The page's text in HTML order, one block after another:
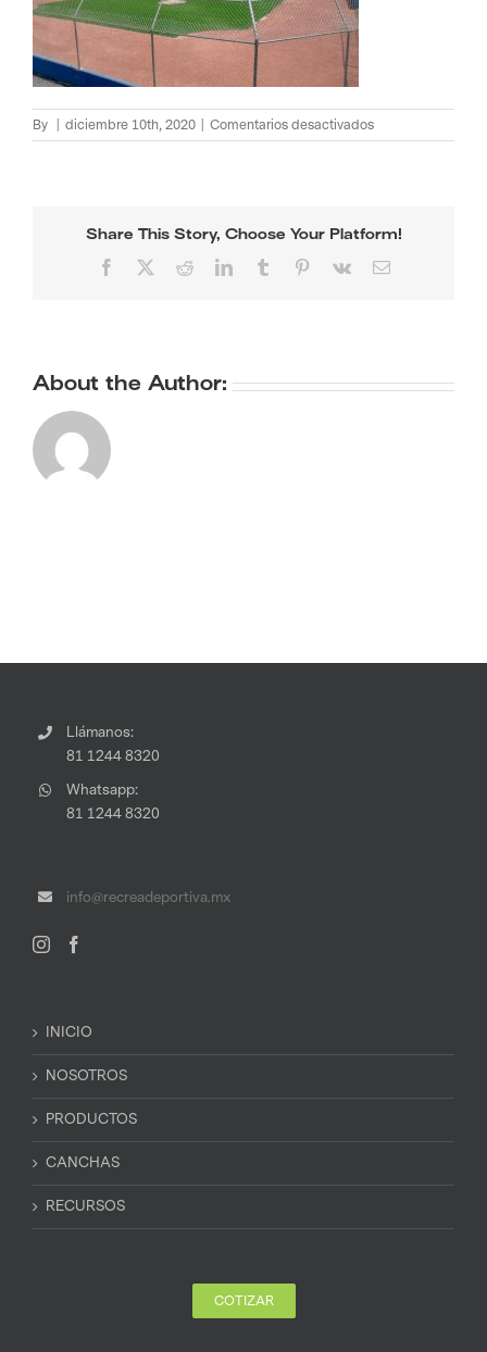
By diciembre 10th, 2020 Comentarios desactivadosen
SAM_3521
Share This Story, Choose Your Platform!
Facebook RedditLinkedInTumblr Pinterest
Vk Email
About the Author:
Llámanos:
81 1244 8320
Whatsapp:
81 1244 8320
info@recreadeportiva.mx
INICIO
NOSOTROS
PRODUCTOS
CANCHAS
RECURSOS
COTIZAR